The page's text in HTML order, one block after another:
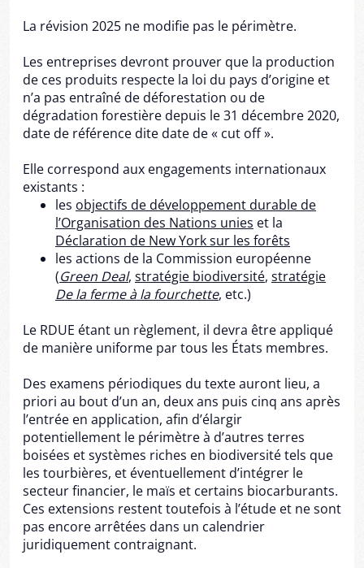
La révision 2025 ne modifie pas le périmètre.
Les entreprises devront prouver que la production
de ces produits respecte la loi du pays d’origine et
n’a pas entraîné de déforestation ou de
dégradation forestière depuis le 31 décembre 2020,
date de référence dite date de « cut off ».
Elle correspond aux engagements internationaux
existants :
les objectifs de développement durable de
l’Organisation des Nations unies et la
Déclaration de New York sur les forêts
les actions de la Commission européenne
(Green Deal, stratégie biodiversité, stratégie
De la ferme à la fourchette, etc.)
Le RDUE étant un règlement, il devra être appliqué
de manière uniforme par tous les États membres.
Des examens périodiques du texte auront lieu, a
priori au bout d’un an, deux ans puis cinq ans après
l’entrée en application, afin d’élargir
potentiellement le périmètre à d’autres terres
boisées et systèmes riches en biodiversité tels que
les tourbières, et éventuellement d’intégrer le
secteur financier, le maïs et certains biocarburants.
Ces extensions restent toutefois à l’étude et ne sont
pas encore arrêtées dans un calendrier
juridiquement contraignant.